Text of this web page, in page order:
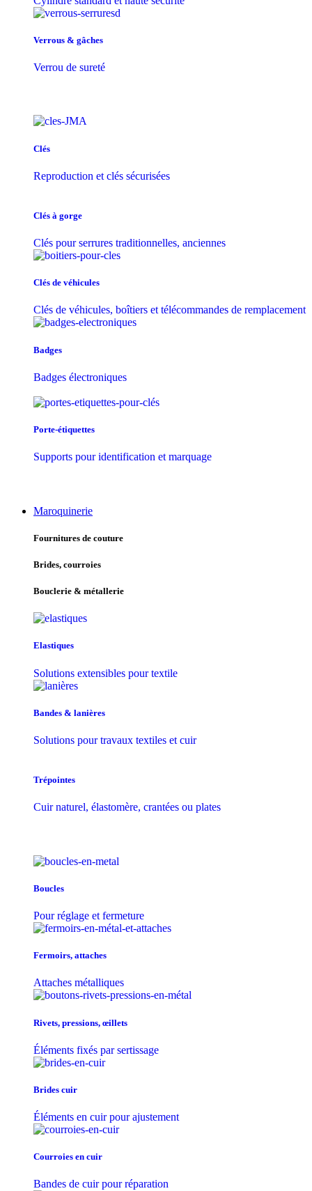
Verrous & gâches
Verrou de sureté
Clés
Reproduction et clés sécurisées
Clés à gorge
Clés pour serrures traditionnelles, anciennes
Clés de véhicules
Clés de véhicules, boîtiers et télécommandes de remplacement
Badges
Badges électroniques
Porte-étiquettes
Supports pour identification et marquage
Maroquinerie
Fournitures de couture
Brides, courroies
Bouclerie & métallerie
Elastiques
Solutions extensibles pour textile
Bandes & lanières
Solutions pour travaux textiles et cuir
Trépointes
Cuir naturel, élastomère, crantées ou plates
Boucles
Pour réglage et fermeture
Fermoirs, attaches
Attaches métalliques
Rivets, pressions, œillets
Éléments fixés par sertissage
Brides cuir
Éléments en cuir pour ajustement
Courroies en cuir
Bandes de cuir pour réparation